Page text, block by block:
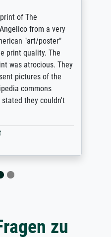
of The
from a very
"art/poster"
print quality. The
was atrocious. They
pictures of the
commons
they couldn't
zu